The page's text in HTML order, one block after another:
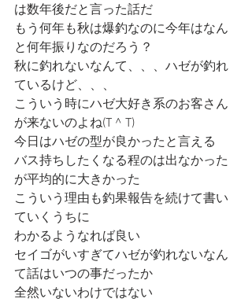
は数年後だと言った話だ
もう何年も秋は爆釣なのに今年はなん
と何年振りなのだろう？
秋に釣れないなんて、、、ハゼが釣れ
ているけど、、、
こういう時にハゼ大好き系のお客さん
が来ないのよね(T ^ T)
今日はハゼの型が良かったと言える
バス持ちしたくなる程のは出なかった
が平均的に大きかった
こういう理由も釣果報告を続けて書い
ていくうちに
わかるようなれば良い
セイゴがいすぎてハゼが釣れないなん
て話はいつの事だったか
全然いないわけではない